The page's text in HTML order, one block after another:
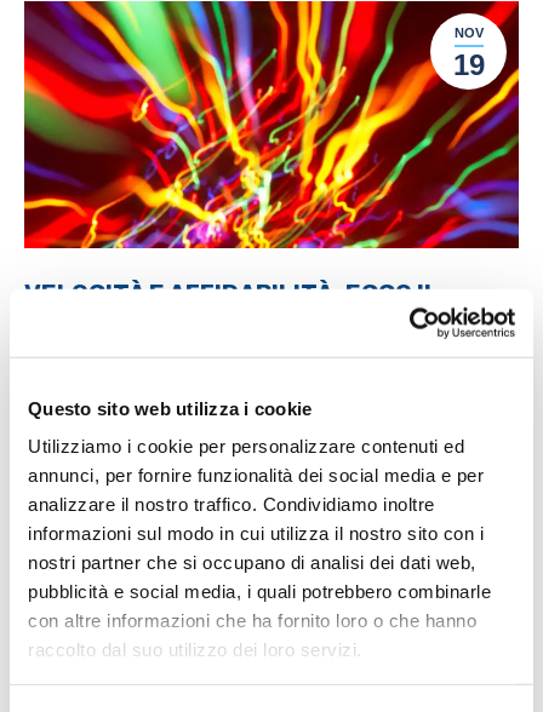
Questo sito web utilizza i cookie
Utilizziamo i cookie per personalizzare contenuti ed
annunci, per fornire funzionalità dei social media e per
analizzare il nostro traffico. Condividiamo inoltre
informazioni sul modo in cui utilizza il nostro sito con i
nostri partner che si occupano di analisi dei dati web,
pubblicità e social media, i quali potrebbero combinarle
con altre informazioni che ha fornito loro o che hanno
raccolto dal suo utilizzo dei loro servizi.
NOV
19
VELOCITÀ E AFFIDABILITÀ: ECCO IL
SOFTWARE PUNTO DI RIFERIMENTO PER
LA TUA SCUOLA
essenziali per qualsiasi piattaforma dedicata alla
gestione scolastica. Le scuole hanno bisogno di…
SET
17